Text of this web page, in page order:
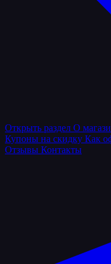
Открыть раздел О
Купоны на скидку Как
Отзывы Контакты